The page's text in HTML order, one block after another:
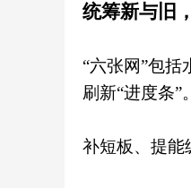
统筹新与旧
“六张网”包
刷新“进度条”。
补短板、提能